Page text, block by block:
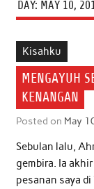
DAY: MAY 10,
Kisahku
MENGAYUH
KENANGAN
Posted on May
Sebulan lalu,
gembira. Ia
pesanan saya